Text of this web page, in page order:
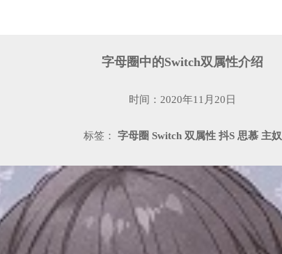
字母圈中的Switch双属性介绍
时间：2020年11月20日
标签： 字母圈 Switch 双属性 抖S 思慕 主奴